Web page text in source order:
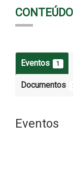
Eventos 1
Documentos
Eventos